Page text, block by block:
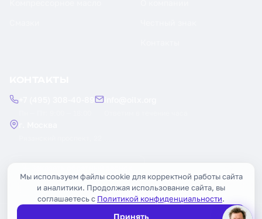
Мы используем файлы cookie для корректной работы сайта
и аналитики. Продолжая использование сайта, вы
соглашаетесь с Политикой конфиденциальности.
Принять